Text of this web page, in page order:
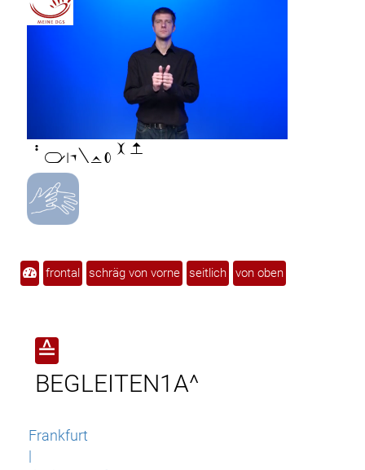

frontal schräg von vorne seitlich von oben
≙
BEGLEITEN1A^
Frankfurt
|